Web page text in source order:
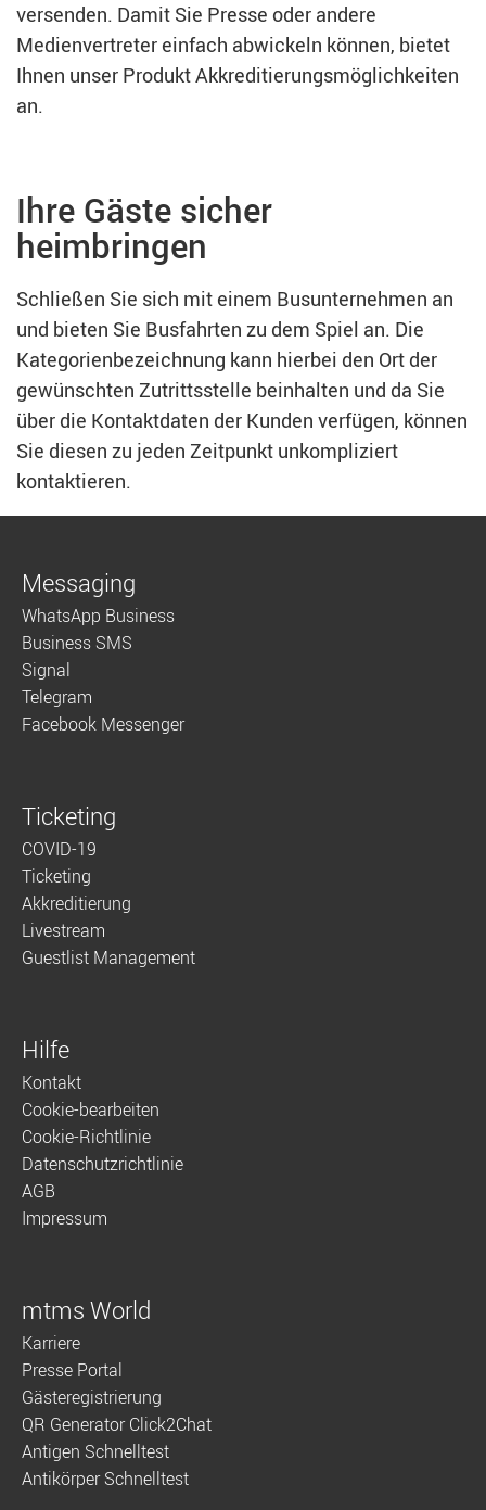
versenden. Damit Sie Presse oder andere
Medienvertreter einfach abwickeln können, bietet
Ihnen unser Produkt Akkreditierungsmöglichkeiten
an.
Ihre Gäste sicher
heimbringen
Schließen Sie sich mit einem Busunternehmen an
und bieten Sie Busfahrten zu dem Spiel an. Die
Kategorienbezeichnung kann hierbei den Ort der
gewünschten Zutrittsstelle beinhalten und da Sie
über die Kontaktdaten der Kunden verfügen, können
Sie diesen zu jeden Zeitpunkt unkompliziert
kontaktieren.
Messaging
WhatsApp Business
Business SMS
Signal
Telegram
Facebook Messenger
Ticketing
COVID-19
Ticketing
Akkreditierung
Livestream
Guestlist Management
Hilfe
Kontakt
Cookie-bearbeiten
Cookie-Richtlinie
Datenschutzrichtlinie
AGB
Impressum
mtms World
Karriere
Presse Portal
Gästeregistrierung
QR Generator Click2Chat
Antigen Schnelltest
Antikörper Schnelltest